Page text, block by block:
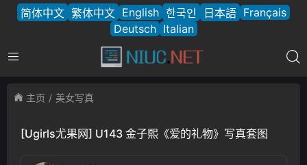
简体中文 繁体中文 English 한국인 日本語 Français
Deutsch Italian
主页 美女写真
[Ugirls尤果网] U143 金子熙《爱的礼物》写真套图